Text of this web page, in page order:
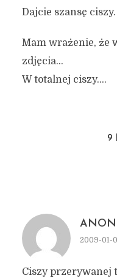
Dajcie szansę ciszy.
Mam wrażenie, że
zdjęcia…
W totalnej ciszy….
9
2009-01-
Ciszy przerywanej